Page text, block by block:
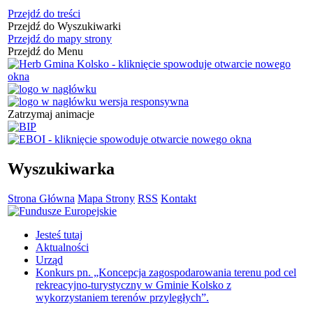
Przejdź do treści
Przejdź do Wyszukiwarki
Przejdź do mapy strony
Przejdź do Menu
Zatrzymaj animacje
Wyszukiwarka
Strona Główna Mapa Strony RSS Kontakt
Jesteś tutaj
Aktualności
Urząd
Konkurs pn. „Koncepcja zagospodarowania terenu pod cel
rekreacyjno-turystyczny w Gminie Kolsko z
wykorzystaniem terenów przyległych”.